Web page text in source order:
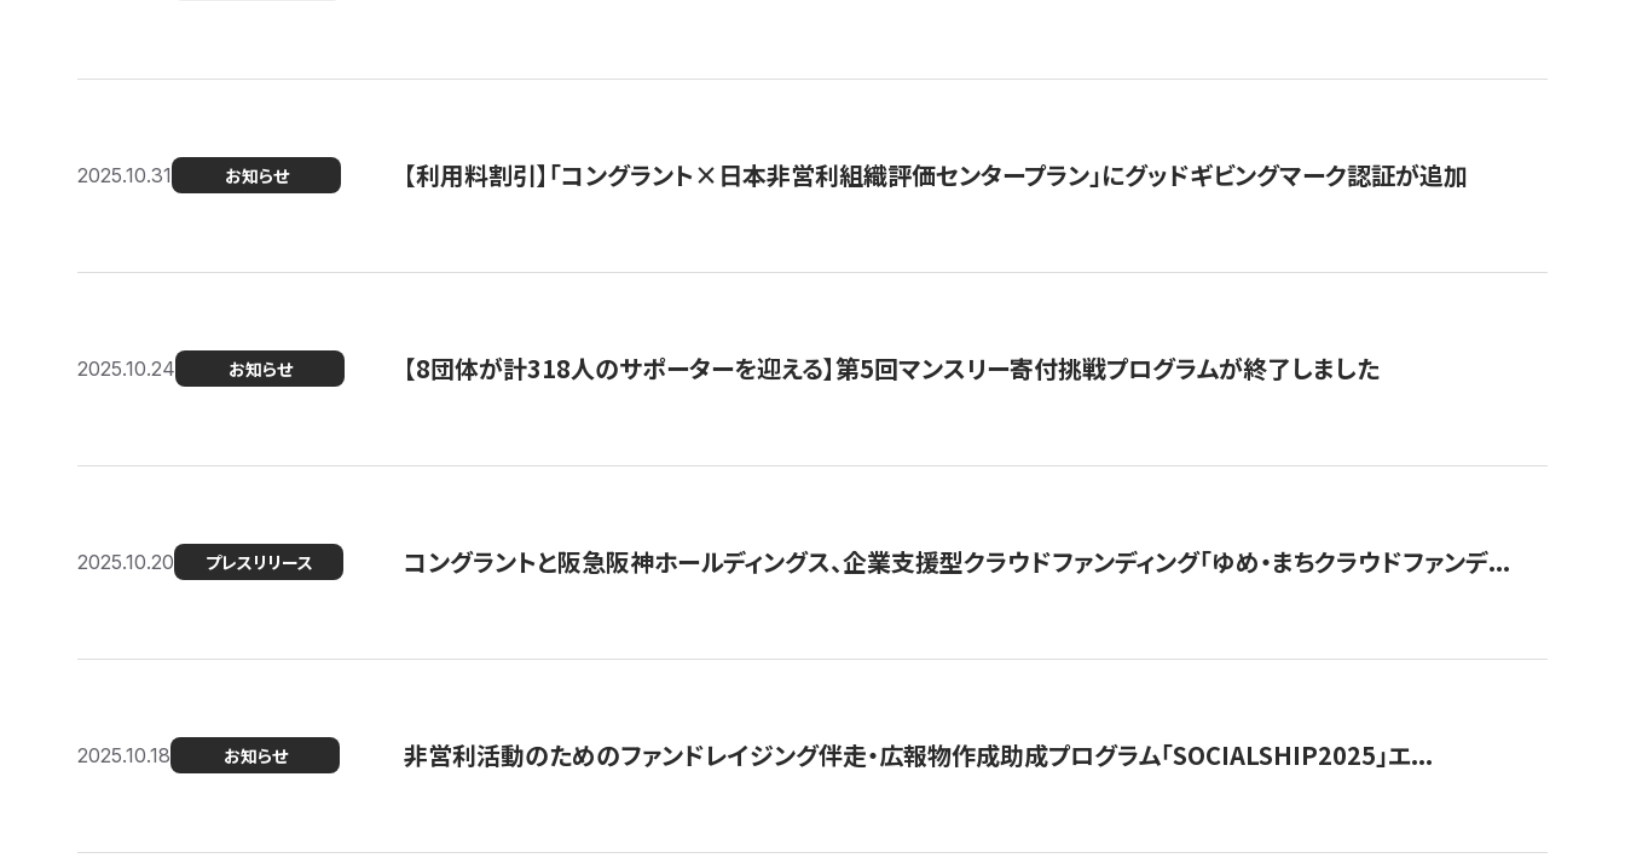
2025.10.31 お知らせ 【利用料割引】「コングラント×日本非営利組織評価センタープラン」にグッドギビングマーク認証が追加
2025.10.24 お知らせ 【8団体が計318人のサポーターを迎える】​​第5回マンスリー寄付挑戦プログラムが終了しました
2025.10.20 プレスリリース コングラントと阪急阪神ホールディングス、企業支援型クラウドファンディング「ゆめ・まちクラウドファンデ...
2025.10.18 お知らせ 非営利活動のためのファンドレイジング伴走・広報物作成助成プログラム「SOCIALSHIP2025」エ...